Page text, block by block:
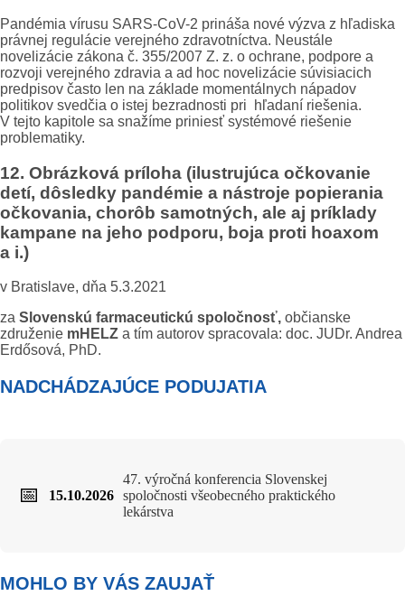
Pandémia vírusu SARS-CoV-2 prináša nové výzva z hľadiska
právnej regulácie verejného zdravotníctva. Neustále
novelizácie zákona č. 355/2007 Z. z. o ochrane, podpore a
rozvoji verejného zdravia a ad hoc novelizácie súvisiacich
predpisov často len na základe momentálnych nápadov
politikov svedčia o istej bezradnosti pri hľadaní riešenia.
V tejto kapitole sa snažíme priniesť systémové riešenie
problematiky.
12. Obrázková príloha (ilustrujúca očkovanie
detí, dôsledky pandémie a nástroje popierania
očkovania, chorôb samotných, ale aj príklady
kampane na jeho podporu, boja proti hoaxom
a i.)
v Bratislave, dňa 5.3.2021
za Slovenskú farmaceutickú spoločnosť, občianske
združenie mHELZ a tím autorov spracovala: doc. JUDr. Andrea
Erdősová, PhD.
NADCHÁDZAJÚCE PODUJATIA
📅 15.10.2026
47. výročná konferencia Slovenskej
spoločnosti všeobecného praktického
lekárstva
MOHLO BY VÁS ZAUJAŤ